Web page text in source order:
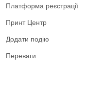
Платформа реєстрації
Принт Центр
Додати подію
Переваги